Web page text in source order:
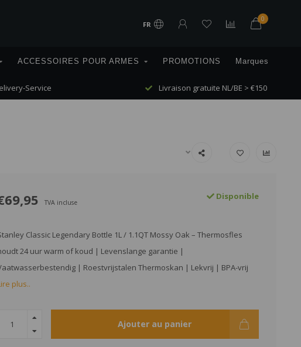
FR
0
ACCESSOIRES POUR ARMES PROMOTIONS Marques
Service Livraison gratuite NL/BE > €150
TVA incluse
Disponible
Classic Legendary Bottle 1L / 1.1QT Mossy Oak – Thermosfles
24 uur warm of koud | Levenslange garantie |
| Roestvrijstalen Thermoskan | Lekvrij | BPA-vrij
plus..
Ajouter au panier